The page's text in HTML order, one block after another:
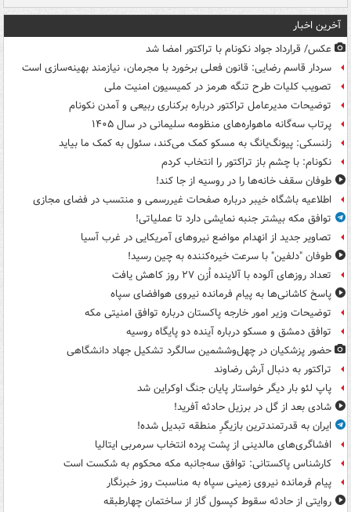
آخرین اخبار
عکس/ قرارداد جواد نکونام با تراکتور امضا شد
سردار قاسم رضایی: قانون فعلی برخورد با مجرمان، نیازمند بهینه‌سازی است
تصویب کلیات طرح تنگه هرمز در کمیسیون امنیت ملی
توضیحات مدیرعامل تراکتور درباره برکناری ربیعی و آمدن نکونام
پرتاب سه‌گانه ماهواره‌های منظومه سلیمانی در سال ۱۴۰۵
زلنسکی: پیونگ‌یانگ به مسکو کمک می‌کند، سئول به کمک ما بیاید
نکونام: با چشم باز تراکتور را انتخاب کردم
طوفان سقف خانه‌ها را در روسیه از جا ‌کند!
اطلاعیه باشگاه خیبر درباره صفحات غیررسمی و منتسب در فضای مجازی
توافق مکه بیشتر جنبه نمایشی دارد تا عملیاتی!
تصاویر جدید از انهدام مواضع نیروهای آمریکایی در غرب آسیا
طوفان "دلفین" با سرعت خیره‌کننده به چین رسید!
تعداد روزهای آلوده با آلاینده اُزن ۲۷ روز کاهش یافت
پاسخ کاشانی‌ها به پیام فرمانده نیروی هوافضای سپاه
توضیحات وزیر امور خارجه پاکستان درباره توافق امنیتی مکه
توافق دمشق و مسکو درباره آینده دو پایگاه روسیه
حضور پزشکیان در چهل‌وششمین سالگرد تشکیل جهاد دانشگاهی
تراکتور به دنبال آرش رضاوند
پاپ لئو بار دیگر خواستار پایان جنگ اوکراین شد
شادی بعد از گل در برزیل حادثه آفرید!
ایران به قدرتمندترین بازیگرِ منطقه تبدیل شده!
افشاگری‌های مالدینی از پشت پرده انتخاب سرمربی ایتالیا
کارشناس پاکستانی: توافق سه‌جانبه مکه محکوم به شکست است
پیام فرمانده نیروی زمینی سپاه به مناسبت روز خبرنگار
روایتی از حادثه سقوط کپسول گاز از ساختمان چهارطبقه